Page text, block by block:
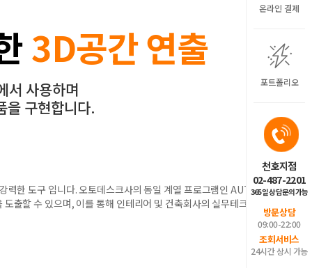
온라인 결제
포트폴리오
천호지점
02-487-2201
365일 상담문의가능
방문상담
09:00-22:00
조회서비스
24시간 상시 가능
3D공간 연출
서 사용하며
을 구현합니다.
력한 도구 입니다. 오토데스크사의 동일 계열 프로그램인 AUTO
출할 수 있으며, 이를 통해 인테리어 및 건축회사의 실무테크닉